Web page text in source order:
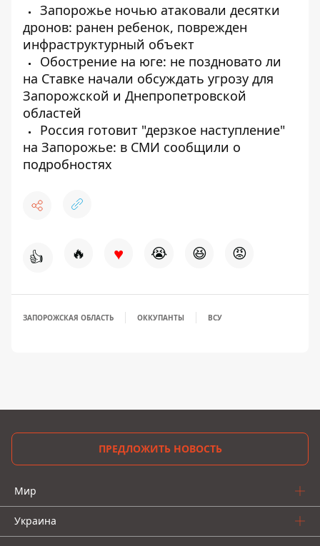
Запорожье ночью атаковали десятки
дронов: ранен ребенок, поврежден
инфраструктурный объект
Обострение на юге: не поздновато ли
на Ставке начали обсуждать угрозу для
Запорожской и Днепропетровской
областей
Россия готовит "дерзкое наступление"
на Запорожье: в СМИ сообщили о
подробностях
👍 🔥 ♥ 😭 😆 😡
ЗАПОРОЖСКАЯ ОБЛАСТЬ ОККУПАНТЫ ВСУ
ПРЕДЛОЖИТЬ НОВОСТЬ
Мир
Украина